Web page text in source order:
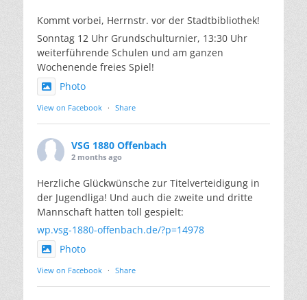
Kommt vorbei, Herrnstr. vor der Stadtbibliothek!
Sonntag 12 Uhr Grundschulturnier, 13:30 Uhr
weiterführende Schulen und am ganzen
Wochenende freies Spiel!
Photo
View on Facebook · Share
VSG 1880 Offenbach
2 months ago
Herzliche Glückwünsche zur Titelverteidigung in
der Jugendliga! Und auch die zweite und dritte
Mannschaft hatten toll gespielt:
wp.vsg-1880-offenbach.de/?p=14978
Photo
View on Facebook · Share